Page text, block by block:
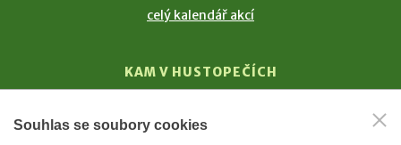
celý kalendář akcí
KAM V HUSTOPEČÍCH
T. G. Masaryk
Souhlas se soubory cookies